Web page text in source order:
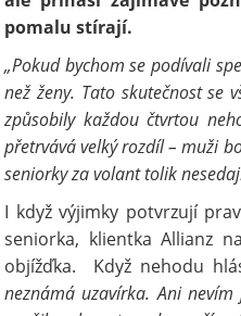
pomalu stírají.
„Pokud bychom se podívali
než ženy. Tato skutečnost se
způsobily každou čtvrtou
přetrvává velký rozdíl – muži
seniorky za volant tolik
I když výjimky potvrzují
seniorka, klientka Allianz
objížďka. Když nehodu
neznámá uzavírka. Ani